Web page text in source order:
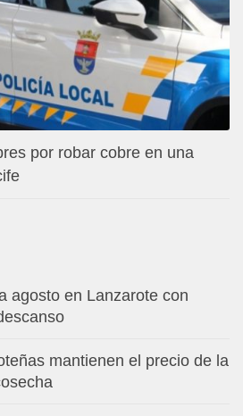
por robar cobre en una
agosto en Lanzarote con
mantienen el precio de la